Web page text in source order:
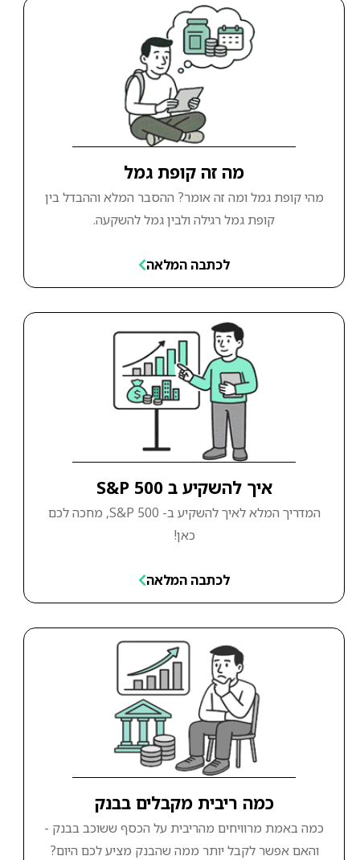
מה זה קופת גמל
מהי קופת גמל ומה זה אומר? ההסבר המלא וההבדל בין
קופת גמל רגילה ולבין גמל להשקעה.
לכתבה המלאה
איך להשקיע ב S&P 500
המדריך המלא לאיך להשקיע ב- S&P 500, מחכה לכם
כאן!
לכתבה המלאה
כמה ריבית מקבלים בבנק
כמה באמת מרוויחים מהריבית על הכסף ששוכב בבנק -
והאם אפשר לקבל יותר ממה שהבנק מציע לכם היום?